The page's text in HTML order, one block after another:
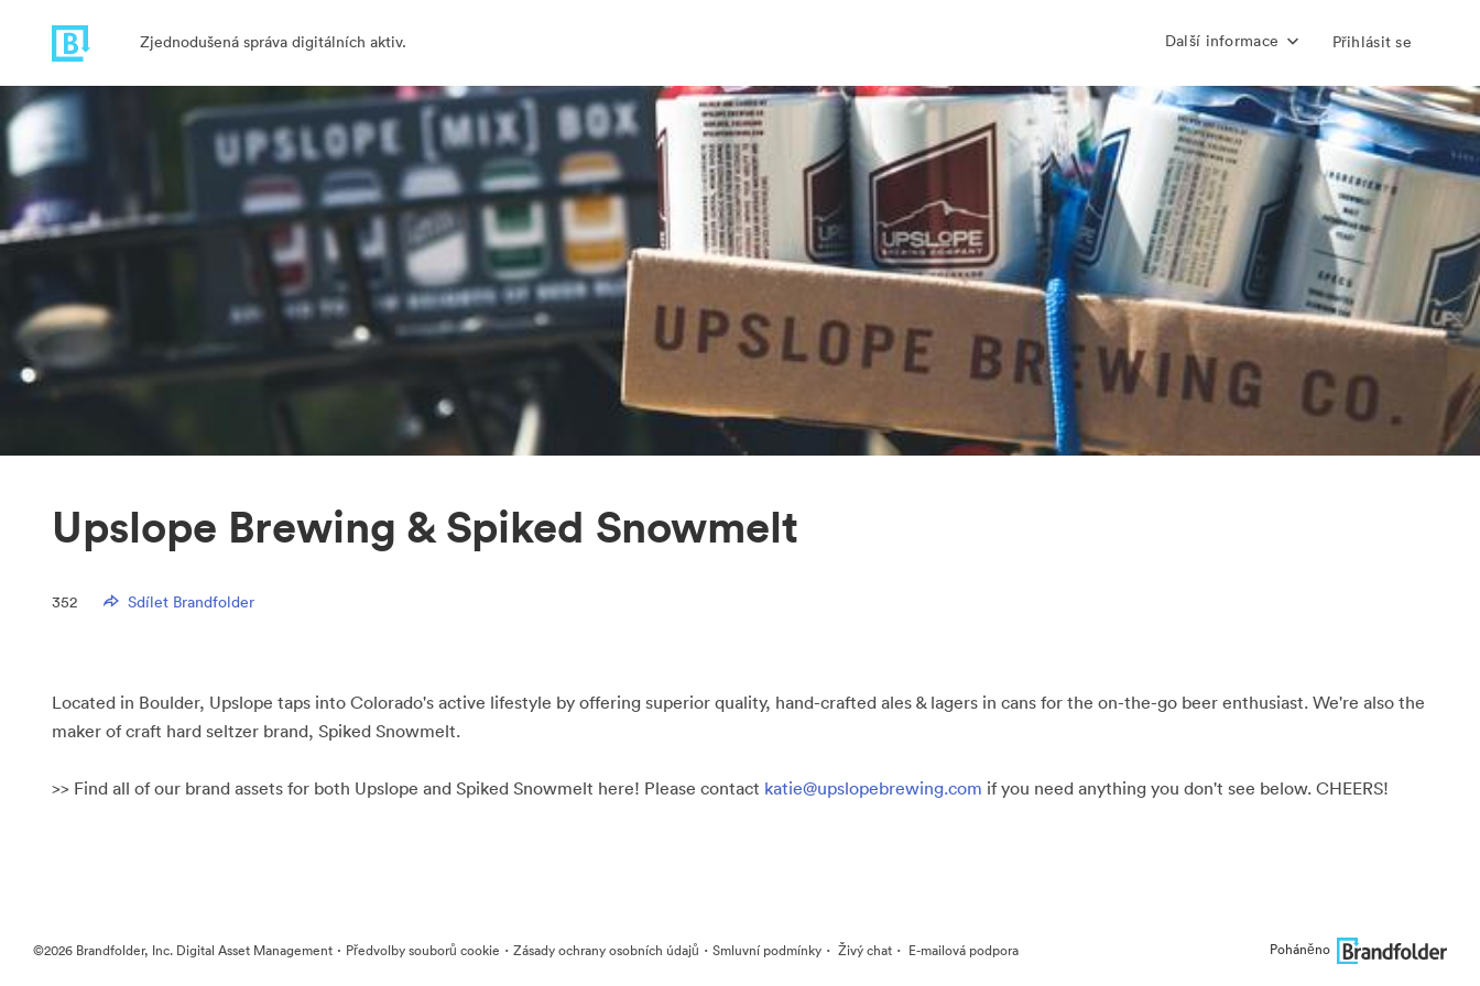
Zjednodušená správa digitálních aktiv. Další informace Přihlásit se
Upslope Brewing & Spiked Snowmelt
352 Sdílet Brandfolder
Located in Boulder, Upslope taps into Colorado's active lifestyle by offering superior quality, hand-crafted ales & lagers in cans for the on-the-go beer enthusiast. We're also the
maker of craft hard seltzer brand, Spiked Snowmelt.
>> Find all of our brand assets for both Upslope and Spiked Snowmelt here! Please contact katie@upslopebrewing.com if you need anything you don't see below. CHEERS!
©2026 Brandfolder, Inc. Digital Asset Management · Předvolby souborů cookie · Zásady ochrany osobních údajů · Smluvní podmínky · Živý chat · E-mailová podpora Poháněno